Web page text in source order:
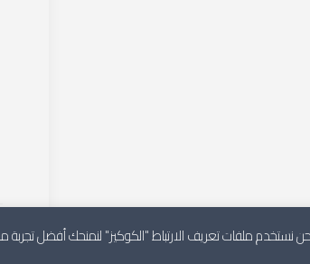
نستخدم ملفات تعريف الارتباط "الكوكيز" لنمنحك أفضل